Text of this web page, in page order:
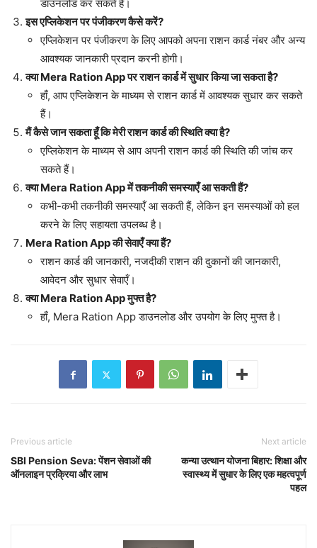
डाउनलोड कर सकते हैं।
इस एप्लिकेशन पर पंजीकरण कैसे करें?
एप्लिकेशन पर पंजीकरण के लिए आपको अपना राशन कार्ड नंबर और अन्य
आवश्यक जानकारी प्रदान करनी होगी।
क्या Mera Ration App पर राशन कार्ड में सुधार किया जा सकता है?
हाँ, आप एप्लिकेशन के माध्यम से राशन कार्ड में आवश्यक सुधार कर सकते
हैं।
मैं कैसे जान सकता हूँ कि मेरी राशन कार्ड की स्थिति क्या है?
एप्लिकेशन के माध्यम से आप अपनी राशन कार्ड की स्थिति की जांच कर
सकते हैं।
क्या Mera Ration App में तकनीकी समस्याएँ आ सकती हैं?
कभी-कभी तकनीकी समस्याएँ आ सकती हैं, लेकिन इन समस्याओं को हल
करने के लिए सहायता उपलब्ध है।
Mera Ration App की सेवाएँ क्या हैं?
राशन कार्ड की जानकारी, नजदीकी राशन की दुकानों की जानकारी,
आवेदन और सुधार सेवाएँ।
क्या Mera Ration App मुफ्त है?
हाँ, Mera Ration App डाउनलोड और उपयोग के लिए मुफ्त है।
Previous article
SBI Pension Seva: पेंशन सेवाओं की
ऑनलाइन प्रक्रिया और लाभ
Next article
कन्या उत्थान योजना बिहार: शिक्षा और
स्वास्थ्य में सुधार के लिए एक महत्वपूर्ण
पहल